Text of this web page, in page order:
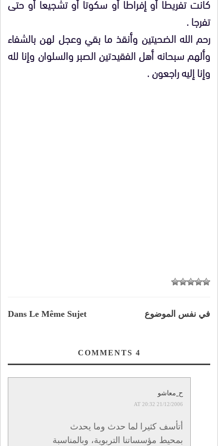
تفرجا .
رحم الله الضحيتين وأنقذ ما بقي وعجل لهن بالشفاء
وألهم سبحانه أهل الفقيدتين الصبر والسلوان وإنا لله
وإنا إليه راجعون .
Dans Le Même Sujet في نفس الموضوع
4
ح_معاشو
21/12/2006 AT 20:32
أتأسف كثيرا لما حدث وما يحدث
بمحيط مؤسساتنا التربوية، وبالمناسبة